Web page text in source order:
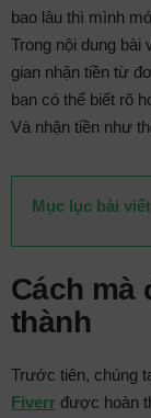
bao lâu thì mình
Trong nội dung bài
gian nhận tiền từ
bạn có thể biết rõ
Và nhận tiền như
Mục lục bài viết
Cách mà
thành
Trước tiên, chúng
Fiverr được hoàn